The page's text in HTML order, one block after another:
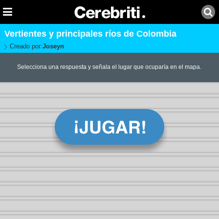
Vertientes y principales ríos de Colombia
Creado por:Joseyn
Selecciona una respuesta y señala el lugar que ocuparía en el mapa.